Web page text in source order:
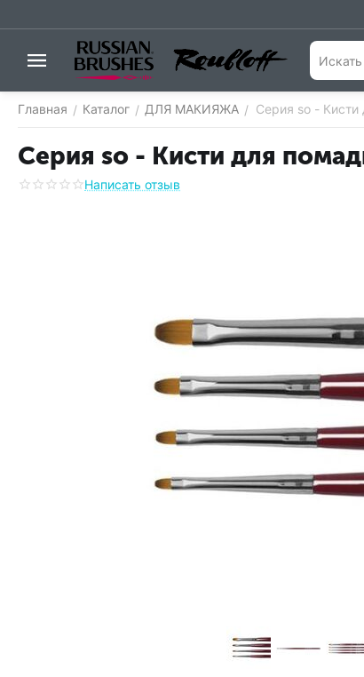
Главная / Каталог / ДЛЯ МАКИЯЖА / Серия so -
Серия so - Кисти для
Написать отзыв